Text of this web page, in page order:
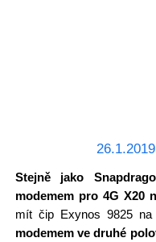
26.1.2019
Stejně jako
modemem pro 4G X20
mít čip Exynos 9825
modemem ve druhé